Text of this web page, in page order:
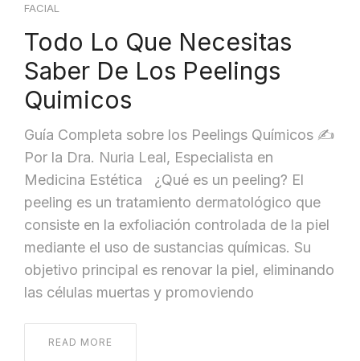
FACIAL
Todo Lo Que Necesitas
Saber De Los Peelings
Quimicos
Guía Completa sobre los Peelings Químicos ✍️
Por la Dra. Nuria Leal, Especialista en
Medicina Estética ¿Qué es un peeling? El
peeling es un tratamiento dermatológico que
consiste en la exfoliación controlada de la piel
mediante el uso de sustancias químicas. Su
objetivo principal es renovar la piel, eliminando
las células muertas y promoviendo
READ MORE